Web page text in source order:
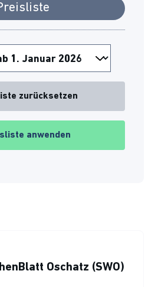
zurücksetzen
anwenden
Oschatz (SWO)